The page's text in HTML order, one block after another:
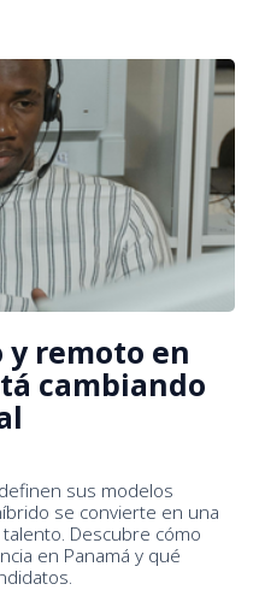
remoto en
cambiando
sus modelos
se convierte en una
Descubre cómo
en Panamá y qué